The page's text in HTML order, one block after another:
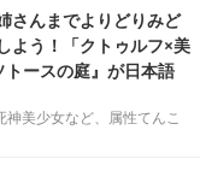
さんまでよりどりみど
よう！「クトゥルフ×美
ースの庭』が日本語
美少女など、属性てんこ